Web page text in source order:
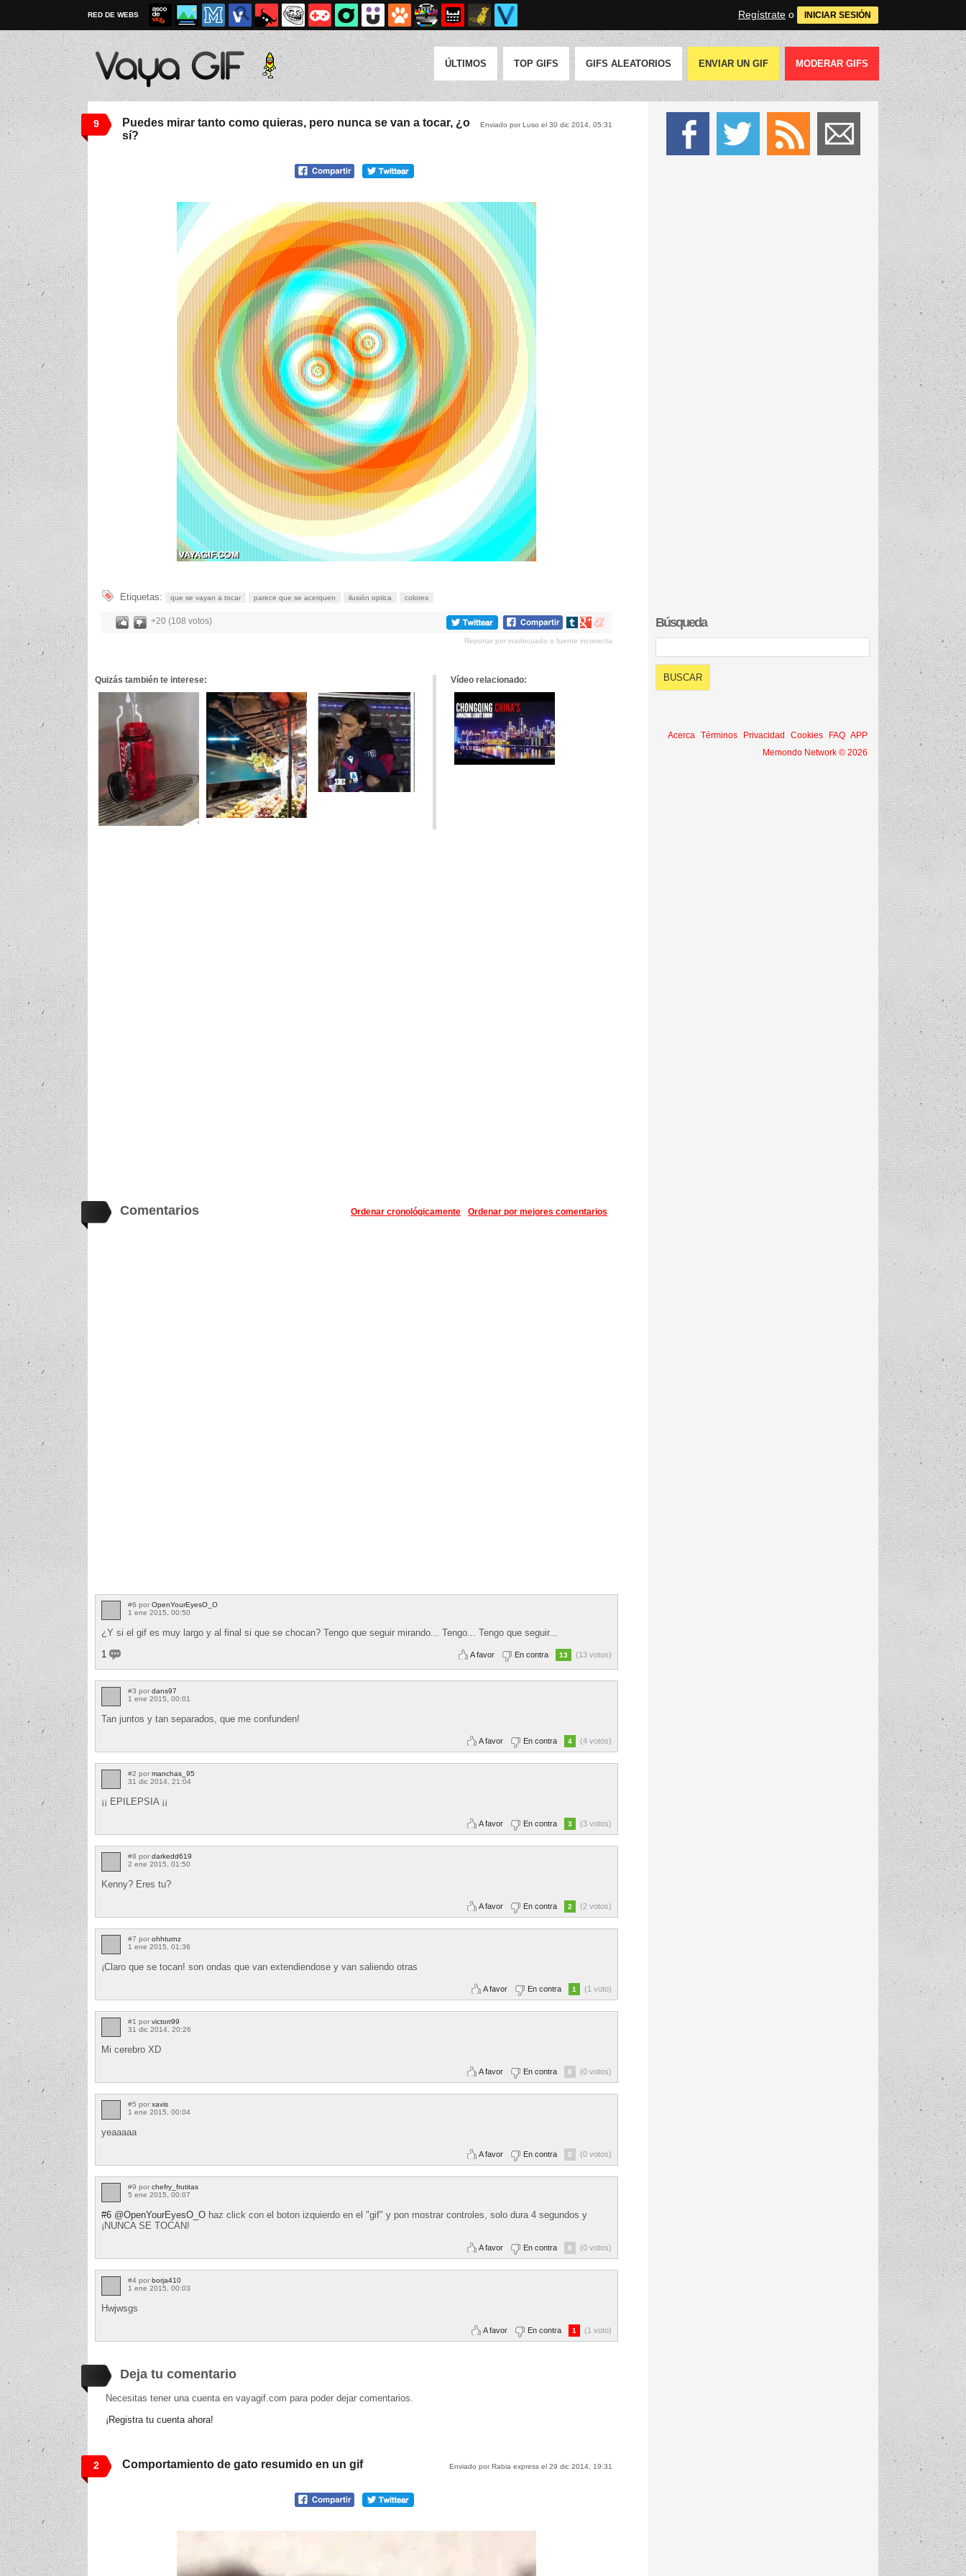
RED DE WEBS Regístrate o INICIAR SESIÓN
ÚLTIMOS TOP GIFS GIFS ALEATORIOS ENVIAR UN GIF MODERAR GIFS
9 Enviado por Luso el 30 dic 2014, 05:31
Puedes mirar tanto como quieras, pero nunca se van a tocar, ¿o
sí?
Etiquetas: que se vayan a tocar parece que se acerquen ilusión optica colores
+20 (108 votos)
Compartir
tumblr
Compartir
Google+
Compartir
meneame
Reportar por inadecuado o fuente incorrecta
Quizás también te interese: Vídeo relacionado:
Comentarios Ordenar por mejores comentarios
Ordenar cronológicamente
#6 por OpenYourEyesO_O
1 ene 2015, 00:50
¿Y si el gif es muy largo y al final si que se chocan? Tengo que seguir mirando... Tengo... Tengo que seguir...
1
A favor En contra 13 (13 votos)
#3 por dans97
1 ene 2015, 00:01
Tan juntos y tan separados, que me confunden!
A favor En contra 4 (4 votos)
#2 por manchas_95
31 dic 2014, 21:04
¡¡ EPILEPSIA ¡¡
A favor En contra 3 (3 votos)
#8 por darkedd619
2 ene 2015, 01:50
Kenny? Eres tu?
A favor En contra 2 (2 votos)
#7 por ohhturnz
1 ene 2015, 01:36
¡Claro que se tocan! son ondas que van extendiendose y van saliendo otras
A favor En contra 1 (1 voto)
#1 por victorr99
31 dic 2014, 20:26
Mi cerebro XD
A favor En contra 0 (0 votos)
#5 por xavis
1 ene 2015, 00:04
yeaaaaa
A favor En contra 0 (0 votos)
#9 por chefry_frutitas
5 ene 2015, 00:07
#6 @OpenYourEyesO_O haz click con el boton izquierdo en el "gif" y pon mostrar controles, solo dura 4 segundos y
¡NUNCA SE TOCAN!
A favor En contra 0 (0 votos)
#4 por borja410
1 ene 2015, 00:03
Hwjwsgs
A favor En contra 1 (1 voto)
Deja tu comentario
Necesitas tener una cuenta en vayagif.com para poder dejar comentarios.
¡Registra tu cuenta ahora!
2 Enviado por Rabia express el 29 dic 2014, 19:31
Comportamiento de gato resumido en un gif
Búsqueda
Acerca Términos Privacidad Cookies FAQ APP
Memondo Network © 2026